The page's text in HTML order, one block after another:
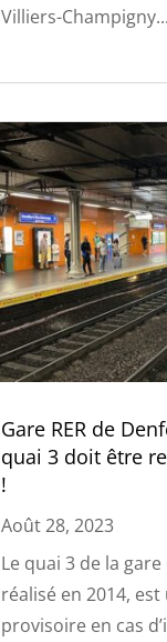
Villiers-
Gare RER de
quai 3 doit être
!
Août 28, 2023
Le quai 3 de la
réalisé en 2014,
provisoire en cas